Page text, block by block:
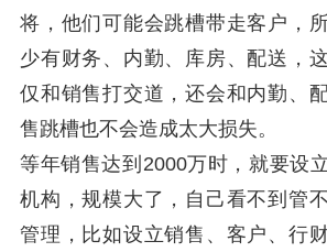
将，他们可能会跳槽带走客户，
少有财务、内勤、库房、配送，
仅和销售打交道，还会和内勤、
售跳槽也不会造成太大损失。
等年销售达到2000万时，就要设
机构，规模大了，自己看不到管
管理，比如设立销售、客户、行